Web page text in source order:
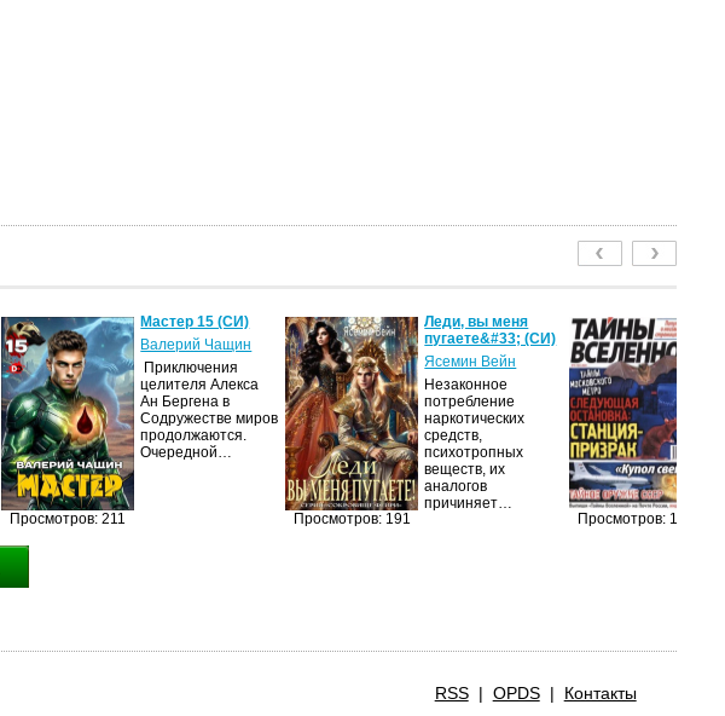
Просмотров: 211
Мастер 15 (СИ)
Валерий Чащин
Приключения
целителя Алекса
Ан Бергена в
Содружестве миров
продолжаются.
Очередной…
Просмотров: 191
Леди, вы меня
пугаете&#33; (СИ)
Ясемин Вейн
Незаконное
потребление
наркотических
средств,
психотропных
веществ, их
аналогов
причиняет…
Просмотров: 179
RSS| OPDS| Контакты